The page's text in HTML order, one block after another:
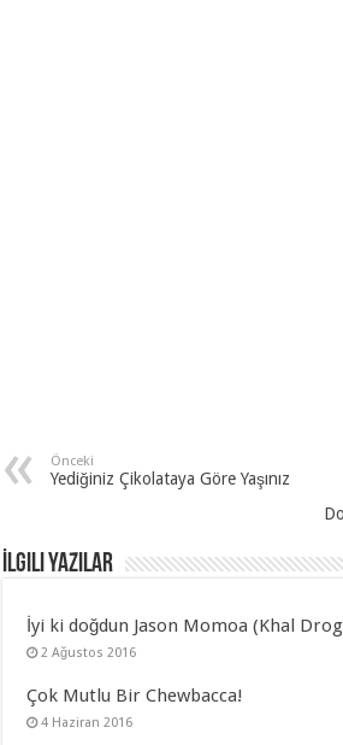
Önceki
Yediğiniz Çikolataya Göre Yaşınız
İlgili Yazılar
İyi ki doğdun Jason Momoa (Khal
2 Ağustos 2016
Çok Mutlu Bir Chewbacca!
4 Haziran 2016